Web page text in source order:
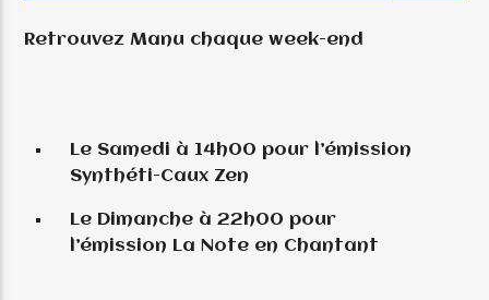
Retrouvez Manu chaque week-end
Le Samedi à 14h00 pour l’émission
Synthéti-Caux Zen
Le Dimanche à 22h00 pour
l’émission La Note en Chantant